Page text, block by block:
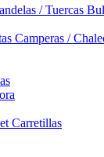
/ Tuercas
Camperas /
Carretillas